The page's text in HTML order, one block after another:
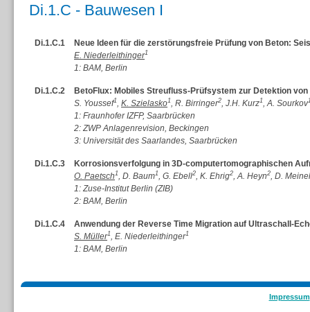
Di.1.C - Bauwesen I
Di.1.C.1
Neue Ideen für die zerstörungsfreie Prüfung von Beton:
E. Niederleithinger1
1: BAM, Berlin
Di.1.C.2
BetoFlux: Mobiles Streufluss-Prüfsystem zur Detektion
S. Youssef1 K. Szielasko1 , R. Birringer2 , J.H. Kurz1 , A. Sourkov
1: Fraunhofer IZFP, Saarbrücken
2: ZWP Anlagenrevision, Beckingen
3: Universität des Saarlandes, Saarbrücken
Di.1.C.3
Korrosionsverfolgung in 3D-computertomographischen
O. Paetsch1 , D. Baum1 , G. Ebell2 , K. Ehrig2 , A. Heyn2 , D. Meinel
1: Zuse-Institut Berlin (ZIB)
2: BAM, Berlin
Di.1.C.4
Anwendung der Reverse Time Migration auf Ultraschall-
S. Müller1 , E. Niederleithinger1
1: BAM, Berlin
Impressum